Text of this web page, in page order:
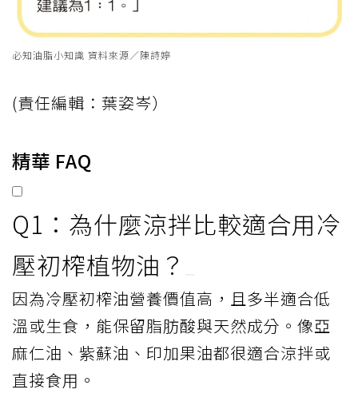
必知油脂小知識 資料來源／陳詩婷
(責任編輯：葉姿岑）
精華 FAQ
Q1：為什麼涼拌比較適合用冷
壓初榨植物油？
因為冷壓初榨油營養價值高，且多半適合低
溫或生食，能保留脂肪酸與天然成分。像亞
麻仁油、紫蘇油、印加果油都很適合涼拌或
直接食用。